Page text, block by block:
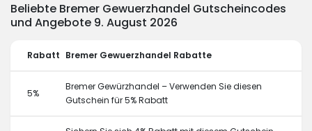
Beliebte Bremer Gewuerzhandel Gutscheincodes
und Angebote 9. August 2026
Rabatt Bremer Gewuerzhandel Rabatte
5%
Bremer Gewürzhandel – Verwenden Sie diesen
Gutschein für 5% Rabatt